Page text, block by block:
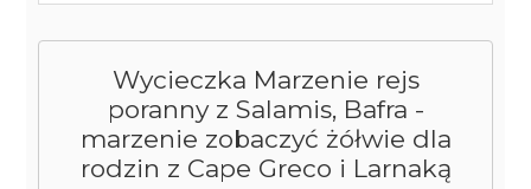
Wycieczka Marzenie rejs
poranny z Salamis, Bafra -
marzenie zobaczyć żółwie dla
rodzin z Cape Greco i Larnaką